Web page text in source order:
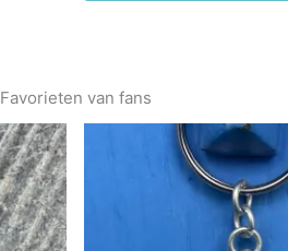
Favorieten van fans